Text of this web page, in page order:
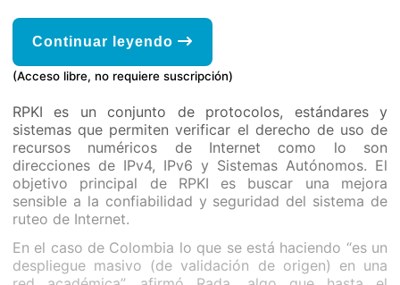
Continuar leyendo
(Acceso libre, no requiere suscripción)
RPKI es un conjunto de protocolos, estándares y
sistemas que permiten verificar el derecho de uso de
recursos numéricos de Internet como lo son
direcciones de IPv4, IPv6 y Sistemas Autónomos. El
objetivo principal de RPKI es buscar una mejora
sensible a la confiabilidad y seguridad del sistema de
ruteo de Internet.
En el caso de Colombia lo que se está haciendo “es un
despliegue masivo (de validación de origen) en una